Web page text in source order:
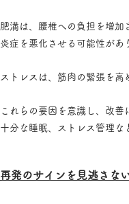
肥満は、腰椎への負担を増加
炎症を悪化させる可能性があ
ストレスは、筋肉の緊張を高
これらの要因を意識し、改善
十分な睡眠、ストレス管理な
再発のサインを見逃さな